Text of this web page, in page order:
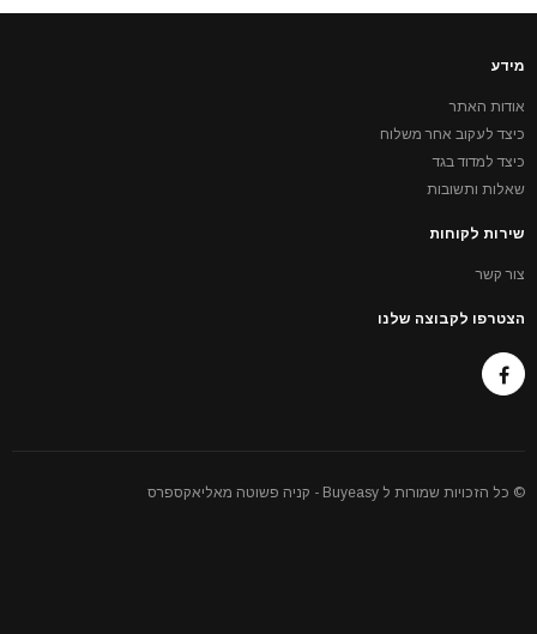
מידע
אודות האתר
כיצד לעקוב אחר משלוח
כיצד למדוד בגד
שאלות ותשובות
שירות לקוחות
צור קשר
הצטרפו לקבוצה שלנו
© כל הזכויות שמורות ל Buyeasy - קניה פשוטה מאליאקספרס